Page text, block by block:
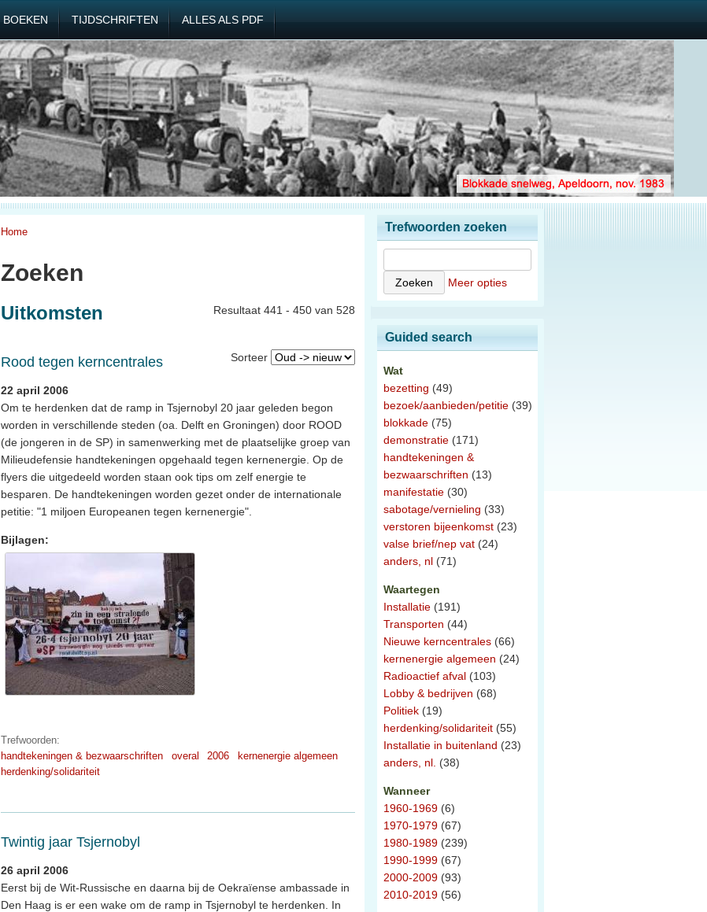
BOEKEN TIJDSCHRIFTEN ALLES ALS PDF
Home
Zoeken
Resultaat 441 - 450 van 528
Uitkomsten
Sorteer
Rood tegen kerncentrales
22 april 2006
Om te herdenken dat de ramp in Tsjernobyl 20 jaar geleden begon
worden in verschillende steden (oa. Delft en Groningen) door ROOD
(de jongeren in de SP) in samenwerking met de plaatselijke groep van
Milieudefensie handtekeningen opgehaald tegen kernenergie. Op de
flyers die uitgedeeld worden staan ook tips om zelf energie te
besparen. De handtekeningen worden gezet onder de internationale
petitie: "1 miljoen Europeanen tegen kernenergie".
Bijlagen:
Trefwoorden:
handtekeningen & bezwaarschriften
overal 2006
kernenergie algemeen
herdenking/solidariteit
Twintig jaar Tsjernobyl
26 april 2006
Eerst bij de Wit-Russische en daarna bij de Oekraïense ambassade in
Den Haag is er een wake om de ramp in Tsjernobyl te herdenken. In
Trefwoorden zoeken
Meer opties
Guided search
Wat
bezetting (49)
bezoek/aanbieden/petitie (39)
blokkade (75)
demonstratie (171)
handtekeningen &
bezwaarschriften (13)
manifestatie (30)
sabotage/vernieling (33)
verstoren bijeenkomst (23)
valse brief/nep vat (24)
anders, nl (71)
Waartegen
Installatie (191)
Transporten (44)
Nieuwe kerncentrales (66)
kernenergie algemeen (24)
Radioactief afval (103)
Lobby & bedrijven (68)
Politiek (19)
herdenking/solidariteit (55)
Installatie in buitenland (23)
anders, nl. (38)
Wanneer
1960-1969 (6)
1970-1979 (67)
1980-1989 (239)
1990-1999 (67)
2000-2009 (93)
2010-2019 (56)